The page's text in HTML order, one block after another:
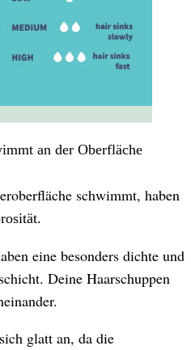
an der Oberfläche
schwimmt, haben
eine besonders dichte und
Deine Haarschuppen
glatt an, da die